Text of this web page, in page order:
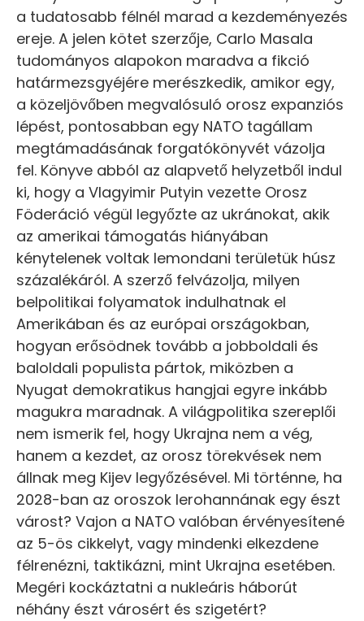
a tudatosabb félnél marad a kezdeményezés
ereje. A jelen kötet szerzője, Carlo Masala
tudományos alapokon maradva a fikció
határmezsgyéjére merészkedik, amikor egy,
a közeljövőben megvalósuló orosz expanziós
lépést, pontosabban egy NATO tagállam
megtámadásának forgatókönyvét vázolja
fel. Könyve abból az alapvető helyzetből indul
ki, hogy a Vlagyimir Putyin vezette Orosz
Föderáció végül legyőzte az ukránokat, akik
az amerikai támogatás hiányában
kénytelenek voltak lemondani területük húsz
százalékáról. A szerző felvázolja, milyen
belpolitikai folyamatok indulhatnak el
Amerikában és az európai országokban,
hogyan erősödnek tovább a jobboldali és
baloldali populista pártok, miközben a
Nyugat demokratikus hangjai egyre inkább
magukra maradnak. A világpolitika szereplői
nem ismerik fel, hogy Ukrajna nem a vég,
hanem a kezdet, az orosz törekvések nem
állnak meg Kijev legyőzésével. Mi történne, ha
2028-ban az oroszok lerohannának egy észt
várost? Vajon a NATO valóban érvényesítené
az 5-ös cikkelyt, vagy mindenki elkezdene
félrenézni, taktikázni, mint Ukrajna esetében.
Megéri kockáztatni a nukleáris háborút
néhány észt városért és szigetért?